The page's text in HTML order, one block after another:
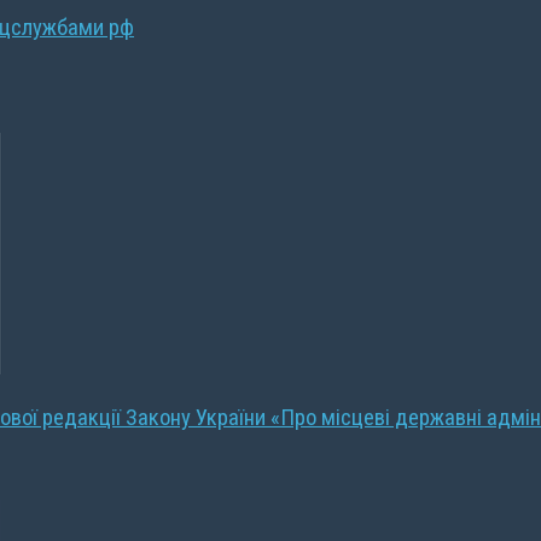
рф
редакції Закону України «Про місцеві державні